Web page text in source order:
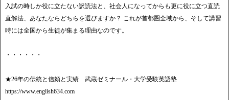
入試の時しか役に立たない訳読法と、社会人になってからも更に役に立つ直読
直解法、あなたならどちらを選びますか？ これが首都圏全域から、そして講習
時には全国から生徒が集まる理由なのです。
・・・・・・
★26年の伝統と信頼と実績 武蔵ゼミナール・大学受験英語塾
https://www.english634.com